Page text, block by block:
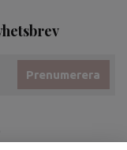
Prenumerera